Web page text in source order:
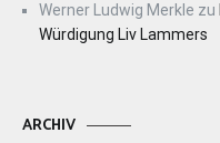
Werner Ludwig Merkle zu
Würdigung Liv Lammers
ARCHIV